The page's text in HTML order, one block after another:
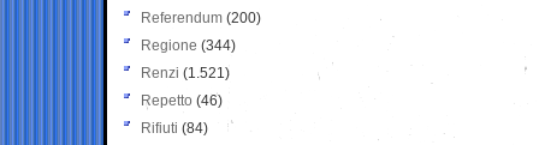
Referendum (200)
Regione (344)
Renzi (1.521)
Repetto (46)
Rifiuti (84)